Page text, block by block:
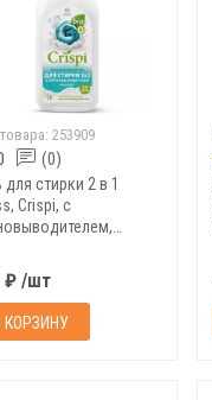
253909
(0)
для стирки 2 в 1
Crispi, с
₽ /шт
КОРЗИНУ